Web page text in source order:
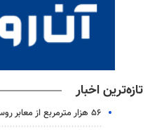
تازه‌ترین اخبار
۵۶ هزار مترمربع از معابر روستایی سمنان و سرخه آسفالت شد